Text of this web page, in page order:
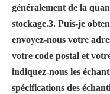
généralement de la
stockage.3. Puis-je
envoyez-nous votre
votre code postal et
indiquez-nous les
spécifications des